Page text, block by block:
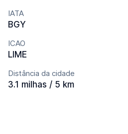
IATA
BGY
ICAO
LIME
Distância da cidade
3.1 milhas / 5 km